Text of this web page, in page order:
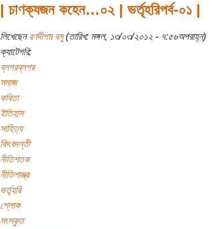
| চাণক্যজন কহেন…০২ | ভর্তৃহরিপর্ব-০১ |
লিখেছেনরণদীপম বসু(তারিখ: মঙ্গল, ১৩/০৩/২০১২ - ৭:৫৬অপরাহ্ন)
ক্যাটেগরি:
ব্লগরব্লগর
সমাজ
কবিতা
ইতিহাস
সাহিত্য
কিংবদন্তী
নীতিশতক
নীতিশাস্ত্র
ভর্তৃহরি
শ্লোক
সংস্কৃত